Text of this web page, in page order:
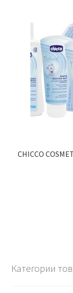
CHICCO
Категории